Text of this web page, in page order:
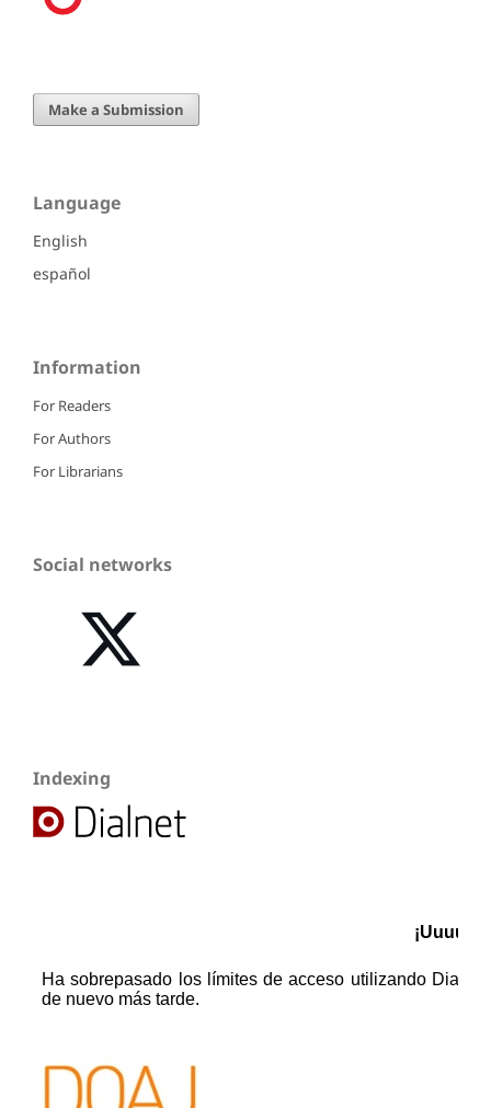
Make a Submission
Language
English
español
Information
For Readers
For Authors
For Librarians
Social networks
Indexing